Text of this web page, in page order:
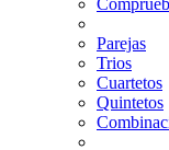
Parejas
Trios
Cuartetos
Quintetos